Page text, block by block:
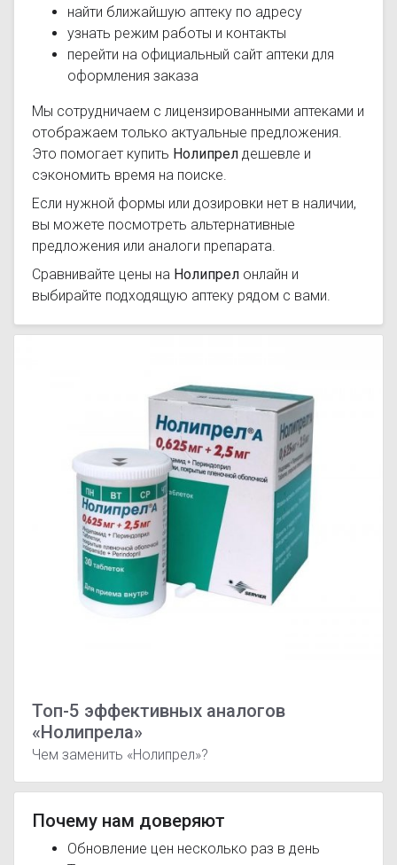
найти ближайшую аптеку по адресу
узнать режим работы и контакты
перейти на официальный сайт аптеки для
оформления заказа
Мы сотрудничаем с лицензированными аптеками и
отображаем только актуальные предложения.
Это помогает купить Нолипрел дешевле и
сэкономить время на поиске.
Если нужной формы или дозировки нет в наличии,
вы можете посмотреть альтернативные
предложения или аналоги препарата.
Сравнивайте цены на Нолипрел онлайн и
выбирайте подходящую аптеку рядом с вами.
Топ-5 эффективных аналогов
«Нолипрела»
Чем заменить «Нолипрел»?
Почему нам доверяют
Обновление цен несколько раз в день